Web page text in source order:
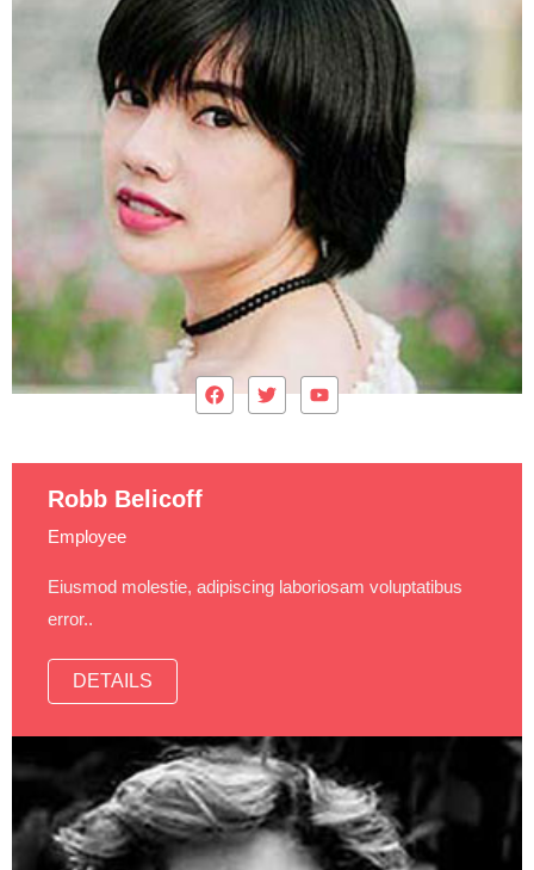
Robb Belicoff
Employee
Eiusmod molestie, adipiscing laboriosam voluptatibus
error..
DETAILS